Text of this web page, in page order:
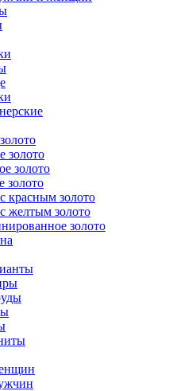
золото
золото
золото
красным золото
желтым золото
золото